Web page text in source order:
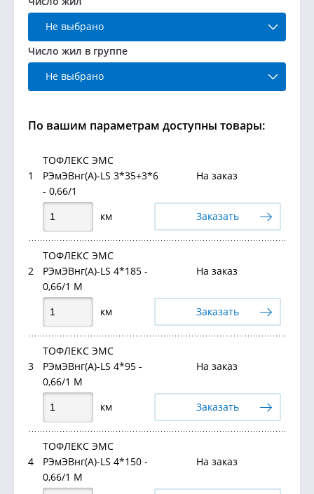
Не выбрано
Число жил в группе
Не выбрано
По вашим параметрам доступны товары:
1
ТОФЛЕКС ЭМС
РЭмЭВнг(А)-LS 3*35+3*6
- 0,66/1
На заказ
км Заказать
2
ТОФЛЕКС ЭМС
РЭмЭВнг(А)-LS 4*185 -
0,66/1 М
На заказ
км Заказать
3
ТОФЛЕКС ЭМС
РЭмЭВнг(А)-LS 4*95 -
0,66/1 М
На заказ
км Заказать
4
ТОФЛЕКС ЭМС
РЭмЭВнг(А)-LS 4*150 -
0,66/1 М
На заказ